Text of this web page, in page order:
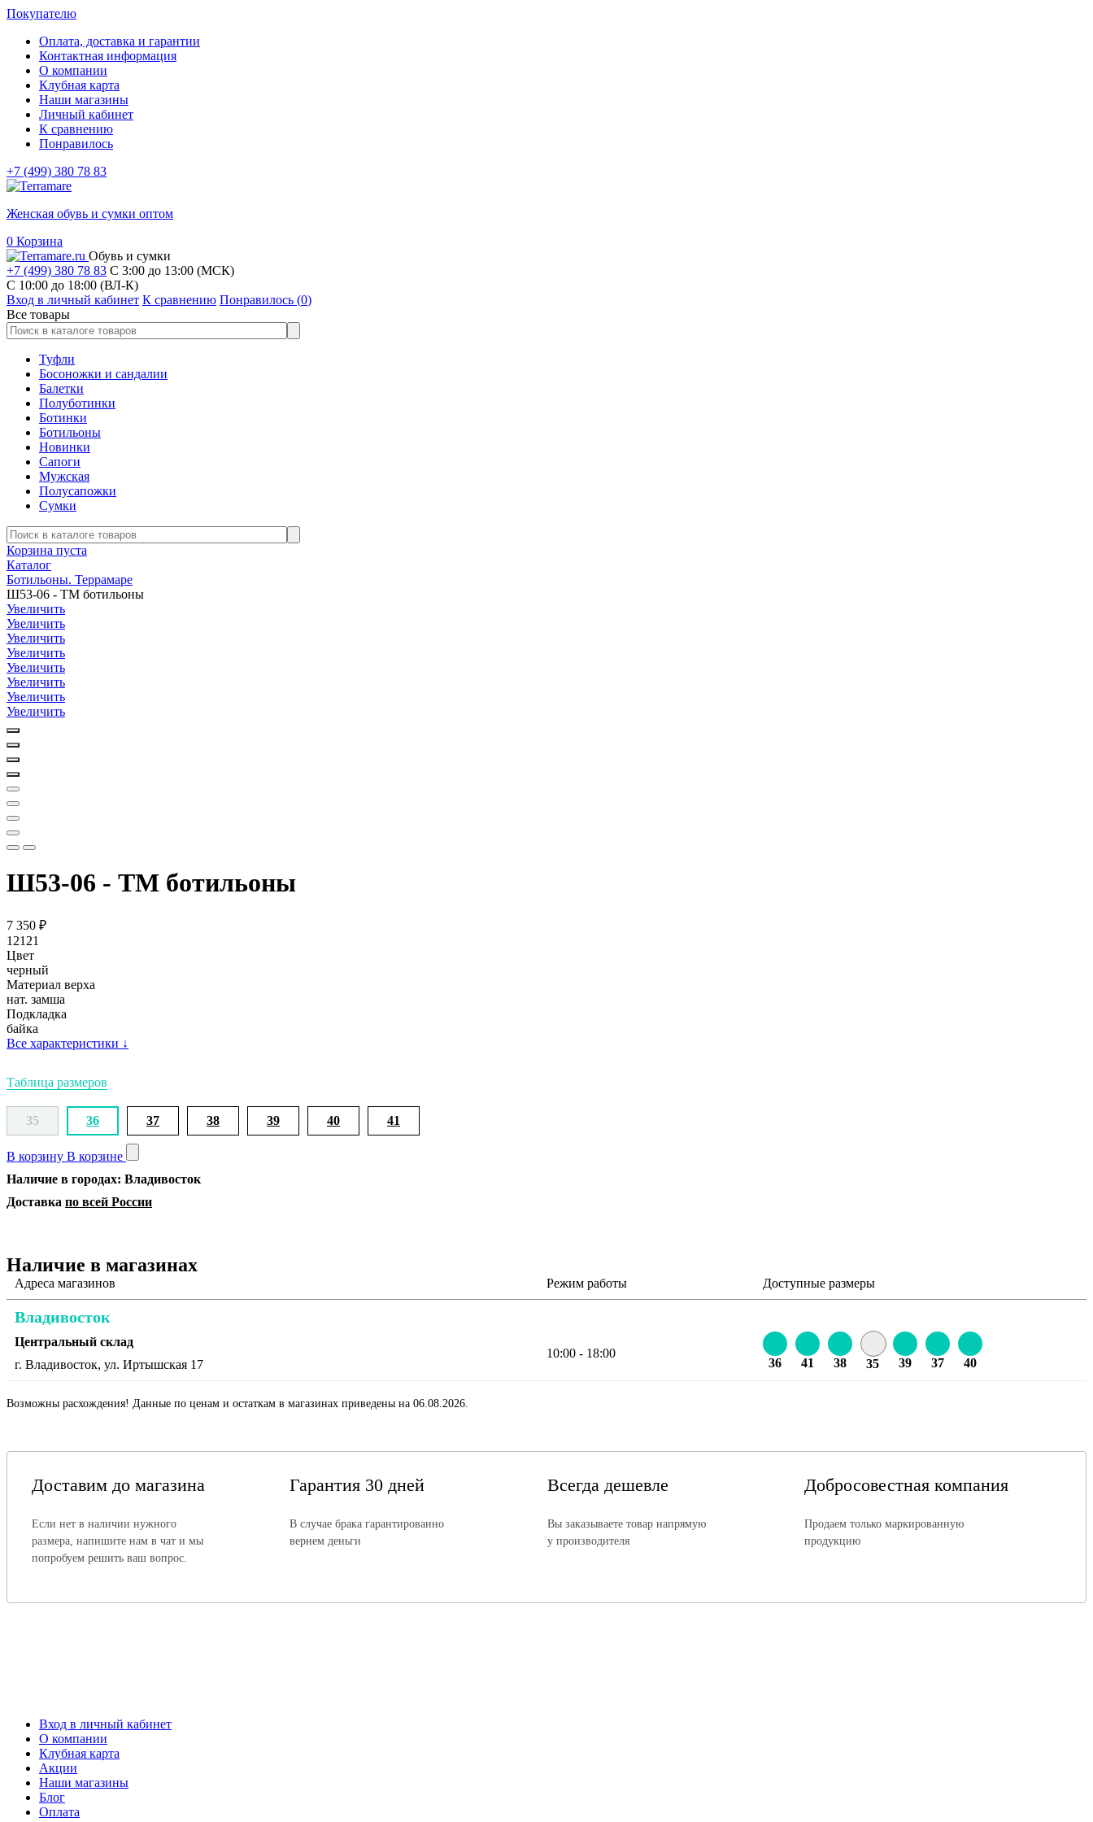
Покупателю
Оплата, доставка и гарантии
Контактная информация
О компании
Клубная карта
Наши магазины
Личный кабинет
К сравнению
Понравилось
+7 (499) 380 78 83
Женская обувь и сумки оптом
0 Корзина
Обувь и сумки
+7 (499) 380 78 83 С 3:00 до 13:00 (МСК)
C 10:00 до 18:00 (ВЛ-К)
Вход в личный кабинет К сравнению Понравилось (0)
Все товары
Туфли
Босоножки и сандалии
Балетки
Полуботинки
Ботинки
Ботильоны
Новинки
Сапоги
Мужская
Полусапожки
Сумки
Корзина пуста
Каталог
Ботильоны. Террамаре
Ш53-06 - ТМ ботильоны
Увеличить
Увеличить
Увеличить
Увеличить
Увеличить
Увеличить
Увеличить
Увеличить
Ш53-06 - ТМ ботильоны
7 350 ₽
12121
Цвет
черный
Материал верха
нат. замша
Подкладка
байка
Все характеристики ↓
Таблица размеров
35 36 37 38 39 40 41
В корзину В корзине
Наличие в городах: Владивосток
Доставка по всей России
Наличие в магазинах
Адреса магазинов Режим работы Доступные размеры
Владивосток
Центральный склад
г. Владивосток, ул. Иртышская 17
10:00 - 18:00
36 41 38 35 39 37 40
Возможны расхождения! Данные по ценам и остаткам в магазинах приведены на 06.08.2026.
Доставим до магазина
Если нет в наличии нужного
размера, напишите нам в чат и мы
попробуем решить ваш вопрос.
Гарантия 30 дней
В случае брака гарантированно
вернем деньги
Всегда дешевле
Вы заказываете товар напрямую
у производителя
Добросовестная компания
Продаем только маркированную
продукцию
Вход в личный кабинет
О компании
Клубная карта
Акции
Наши магазины
Блог
Оплата